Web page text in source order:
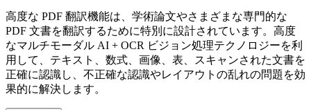
高度な PDF 翻訳機能は、学術論文やさまざまな専門的な
PDF 文書を翻訳するために特別に設計されています。高度
なマルチモーダル AI + OCR ビジョン処理テクノロジーを利
用して、テキスト、数式、画像、表、スキャンされた文書を
正確に認識し、不正確な認識やレイアウトの乱れの問題を効
果的に解決します。